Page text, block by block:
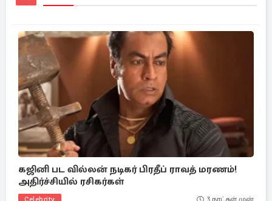
கஜினி பட வில்லன் நடிகர் பிரதீப் ராவத் மரணம்!
அதிர்ச்சியில் ரசிகர்கள்